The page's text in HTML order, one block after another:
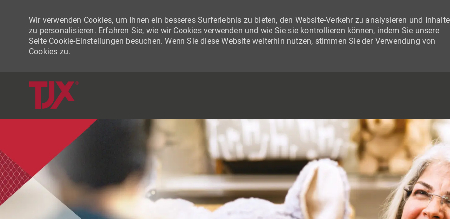
Wir verwenden Cookies, um Ihnen ein besseres Surferlebnis zu bieten, den Website-Verkehr zu analysieren und Inhalte
zu personalisieren. Erfahren Sie, wie wir Cookies verwenden und wie Sie sie kontrollieren können, indem Sie unsere
Seite Cookie-Einstellungen besuchen. Wenn Sie diese Website weiterhin nutzen, stimmen Sie der Verwendung von
Cookies zu.